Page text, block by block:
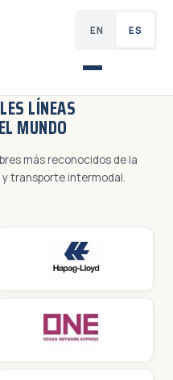
EN ES
LÍNEAS
MUNDO
más reconocidos de la
transporte intermodal.